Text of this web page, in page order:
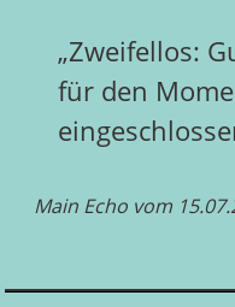
„Zweifellos:
für den
Main Echo vom